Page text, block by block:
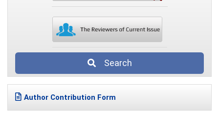
Search
Author Contribution Form